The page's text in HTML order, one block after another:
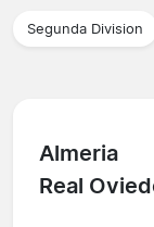
Segunda Division
Almeria
Real